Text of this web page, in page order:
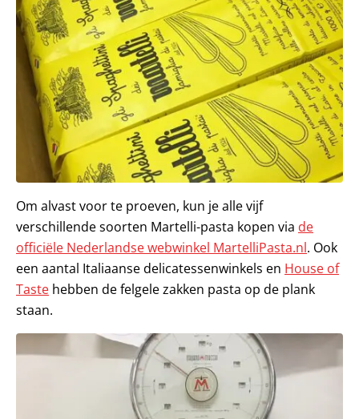
Om alvast voor te proeven, kun je alle vijf
verschillende soorten Martelli-pasta kopen via de
officiële Nederlandse webwinkel MartelliPasta.nl. Ook
een aantal Italiaanse delicatessenwinkels en House of
Taste hebben de felgele zakken pasta op de plank
staan.